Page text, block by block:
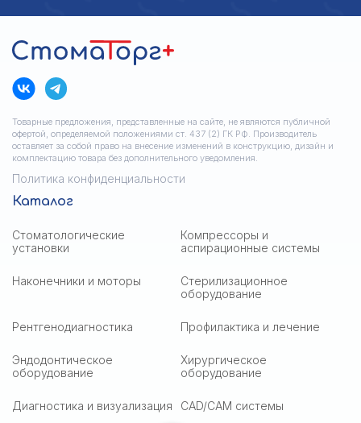
Товарные предложения, представленные на сайте, не являются публичной
офертой, определяемой положениями ст. 437 (2) ГК РФ. Производитель
оставляет за собой право на внесение изменений в конструкцию, дизайн и
комплектацию товара без дополнительного уведомления.
Политика конфиденциальности
Каталог
Стоматологические
установки
Компрессоры и
аспирационные системы
Наконечники и моторы
Стерилизационное
оборудование
Рентгенодиагностика Профилактика и лечение
Эндодонтическое
оборудование
Хирургическое
оборудование
Диагностика и визуализация CAD/CAM системы